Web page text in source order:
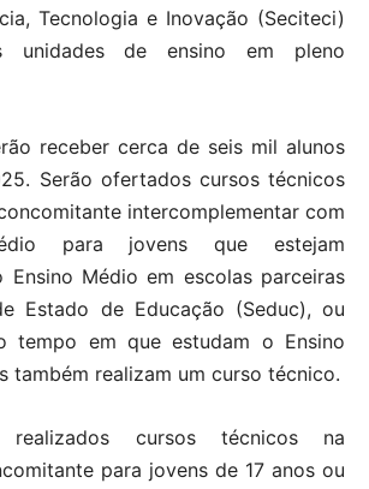
Tecnologia e Inovação (Seciteci)
unidades de ensino em pleno
receber cerca de seis mil alunos
Serão ofertados cursos técnicos
intercomplementar com
para jovens que estejam
Ensino Médio em escolas parceiras
Estado de Educação (Seduc), ou
tempo em que estudam o Ensino
também realizam um curso técnico.
realizados cursos técnicos na
para jovens de 17 anos ou